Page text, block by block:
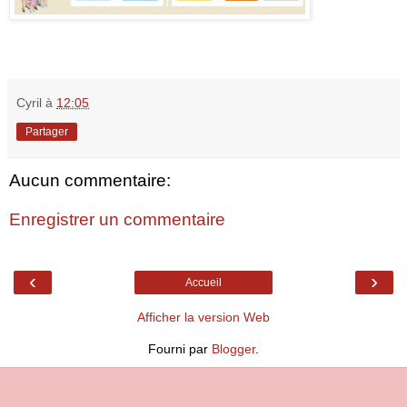
Cyril à 12:05
Partager
Aucun commentaire:
Enregistrer un commentaire
‹ ›
Accueil
Afficher la version Web
Fourni par Blogger.